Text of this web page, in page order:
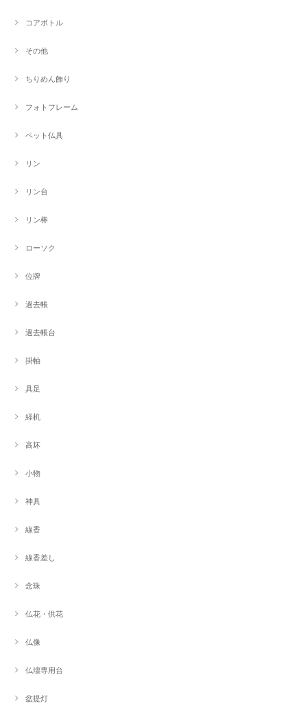
コアボトル
その他
ちりめん飾り
フォトフレーム
ペット仏具
リン
リン台
リン棒
ローソク
位牌
過去帳
過去帳台
掛軸
具足
経机
高坏
小物
神具
線香
線香差し
念珠
仏花・供花
仏像
仏壇専用台
盆提灯